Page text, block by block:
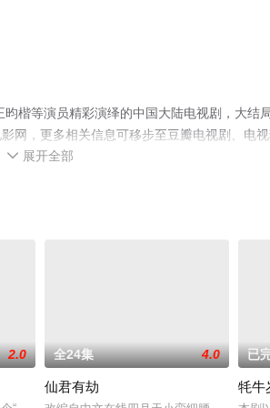
楷等演员精彩演绎的中国大陆电视剧，大结
网，更多相关信息可移步至豆瓣电视剧、电
 展开全部
2.0 全24集 4.0
仙君有劫
已
牦牛